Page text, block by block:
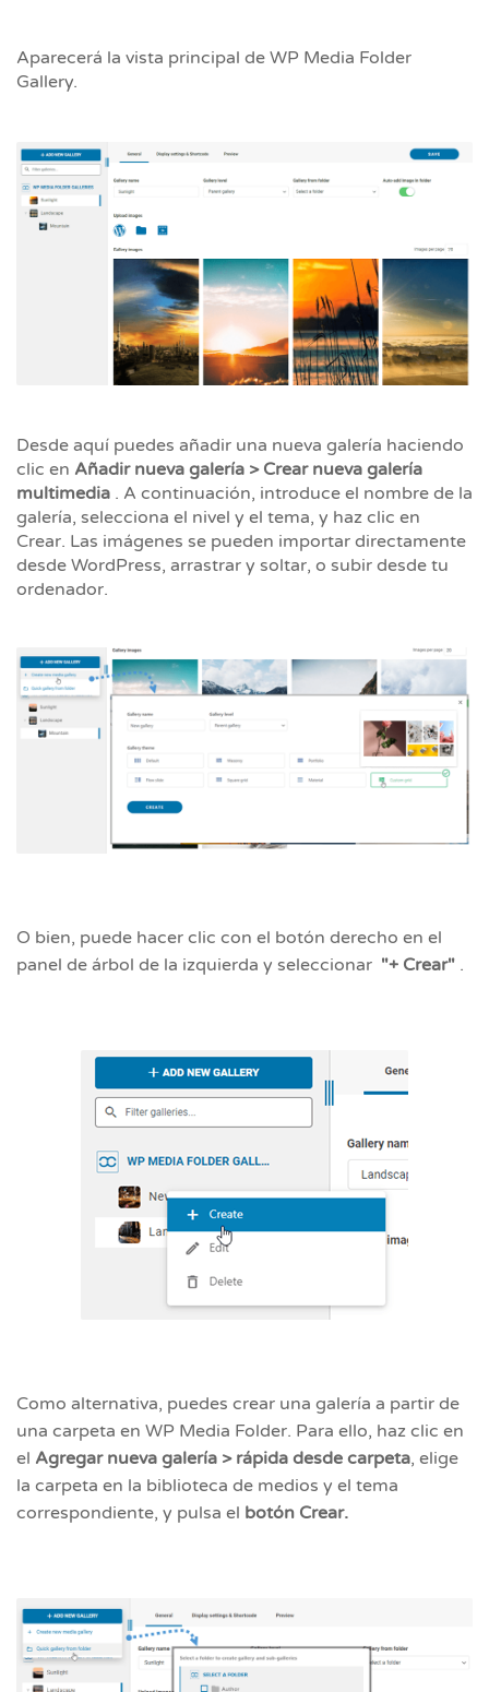
Aparecerá la vista principal de WP Media Folder
Gallery.
Desde aquí puedes añadir una nueva galería haciendo
clic en Añadir nueva galería > Crear nueva galería
multimedia . A continuación, introduce el nombre de la
galería, selecciona el nivel y el tema, y ​​haz clic en
Crear. Las imágenes se pueden importar directamente
desde WordPress, arrastrar y soltar, o subir desde tu
ordenador.
O bien, puede hacer clic con el botón derecho en el
panel de árbol de la izquierda y seleccionar "+ Crear" .
Como alternativa, puedes crear una galería a partir de
una carpeta en WP Media Folder. Para ello, haz clic en
el Agregar nueva galería > rápida desde carpeta, elige
la carpeta en la biblioteca de medios y el tema
correspondiente, y pulsa el botón Crear.